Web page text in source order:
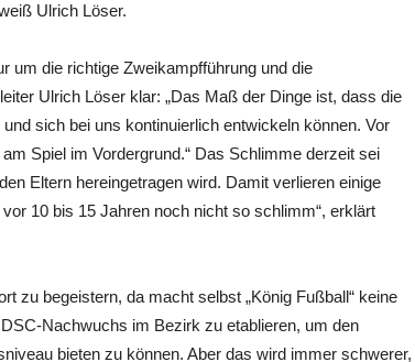
Ulrich Löser.
um die richtige Zweikampfführung und die
Ulrich Löser klar: „Das Maß der Dinge ist, dass die
sich bei uns kontinuierlich entwickeln können. Vor
Spiel im Vordergrund.“ Das Schlimme derzeit sei
Eltern hereingetragen wird. Damit verlieren einige
10 bis 15 Jahren noch nicht so schlimm“, erklärt
zu begeistern, da macht selbst „König Fußball“ keine
Nachwuchs im Bezirk zu etablieren, um den
bieten zu können. Aber das wird immer schwerer,